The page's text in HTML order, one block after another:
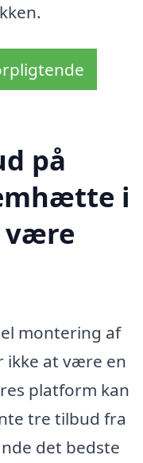
på
i
være
montering af
ikke at være en
platform kan
tre tilbud fra
det bedste